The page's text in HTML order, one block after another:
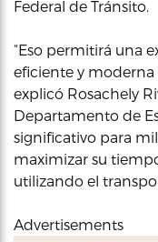
Federal de Tránsito.
“Eso permitirá una
eficiente y moderna
explicó Rosachely
Departamento de
significativo para
maximizar su
utilizando el
Advertisements